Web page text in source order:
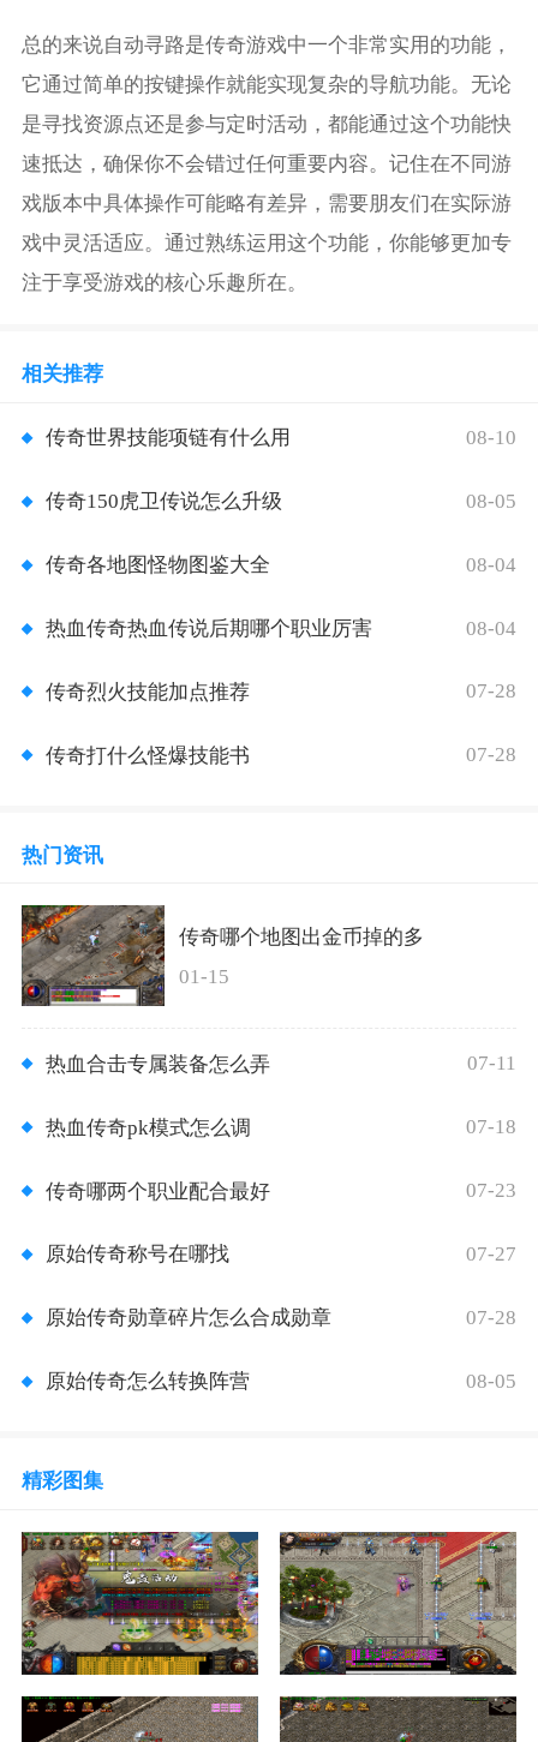
总的来说自动寻路是传奇游戏中一个非常实用的功能，
它通过简单的按键操作就能实现复杂的导航功能。无论
是寻找资源点还是参与定时活动，都能通过这个功能快
速抵达，确保你不会错过任何重要内容。记住在不同游
戏版本中具体操作可能略有差异，需要朋友们在实际游
戏中灵活适应。通过熟练运用这个功能，你能够更加专
注于享受游戏的核心乐趣所在。
相关推荐
传奇世界技能项链有什么用 08-10
传奇150虎卫传说怎么升级 08-05
传奇各地图怪物图鉴大全 08-04
热血传奇热血传说后期哪个职业厉害 08-04
传奇烈火技能加点推荐 07-28
传奇打什么怪爆技能书 07-28
热门资讯
传奇哪个地图出金币掉的多
01-15
热血合击专属装备怎么弄 07-11
热血传奇pk模式怎么调 07-18
传奇哪两个职业配合最好 07-23
原始传奇称号在哪找 07-27
原始传奇勋章碎片怎么合成勋章 07-28
原始传奇怎么转换阵营 08-05
精彩图集